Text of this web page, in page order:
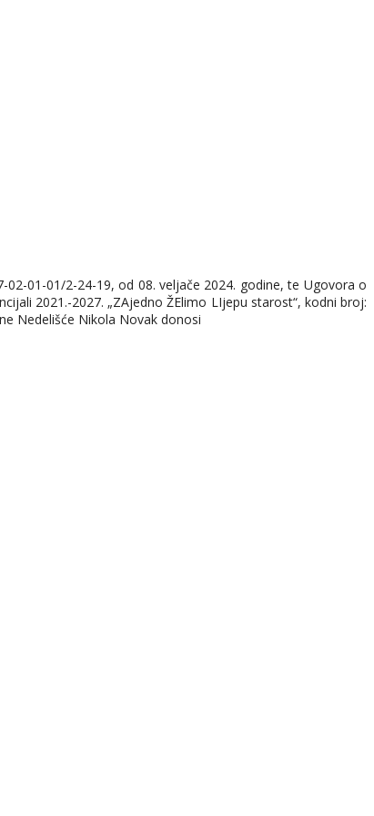
01-01/2-24-19, od 08. veljače 2024. godine, te Ugovora o
2021.-2027. „ZAjedno ŽElimo LIjepu starost“, kodni broj:
Nedelišće Nikola Novak donosi